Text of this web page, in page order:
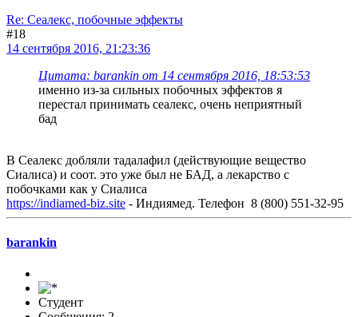
Re: Сеалекс, побочные эффекты
#18
14 сентября 2016, 21:23:36
Цитата: barankin от 14 сентября 2016, 18:53:53
именно из-за сильных побочных эффектов я
перестал принимать сеалекс, очень неприятный
бад
В Сеалекс добляли тадалафил (действующие вещество
Сиалиса) и соот. это уже был не БАД, а лекарство с
побочками как у Сиалиса
https://indiamed-biz.site - Индиямед. Телефон 8 (800) 551-32-95
barankin
Студент